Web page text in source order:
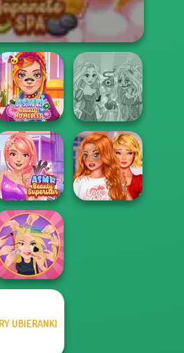
ASMR Beauty
Homeless
Rapunzel
Zombie Curse
ASMR Beauty
Superstar
Extreme
UBIERANKI